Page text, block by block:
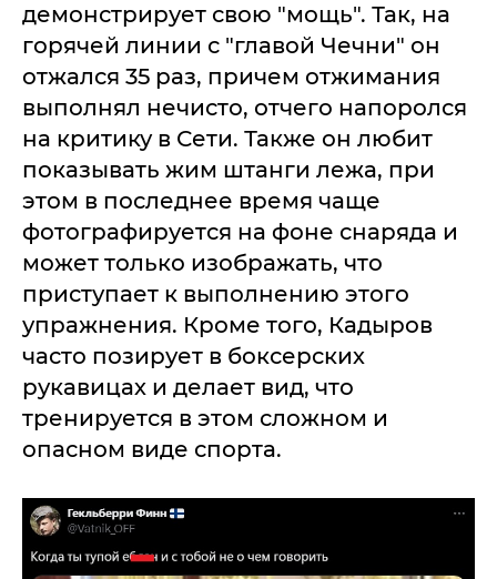
демонстрирует свою "мощь". Так, на
горячей линии с "главой Чечни" он
отжался 35 раз, причем отжимания
выполнял нечисто, отчего напоролся
на критику в Сети. Также он любит
показывать жим штанги лежа, при
этом в последнее время чаще
фотографируется на фоне снаряда и
может только изображать, что
приступает к выполнению этого
упражнения. Кроме того, Кадыров
часто позирует в боксерских
рукавицах и делает вид, что
тренируется в этом сложном и
опасном виде спорта.